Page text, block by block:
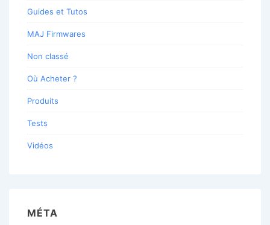
Guides et Tutos
MAJ Firmwares
Non classé
Où Acheter ?
Produits
Tests
Vidéos
MÉTA